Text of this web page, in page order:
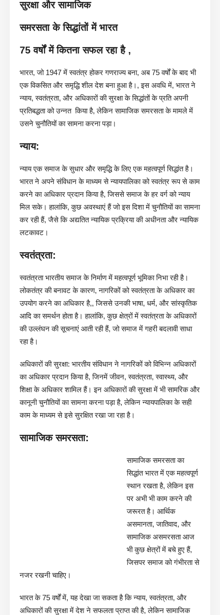
सुरक्षा और सामाजिक
समरसता के सिद्धांतों में भारत
75 वर्षों में कितना सफल रहा है ,
भारत, जो 1947 में स्वतंत्र होकर गणराज्य बना, अब 75 वर्षों के बाद भी
एक विकसित और समृद्धि शील देश बना हुआ है।, इस अवधि में, भारत ने
न्याय, स्वतंत्रता, और अधिकारों की सुरक्षा के सिद्धांतों के प्रति अपनी
प्रतिबद्धता को उन्नत किया है, लेकिन सामाजिक समरसता के मामले में
उसने चुनौतियों का सामना करना पड़ा।
न्याय:
न्याय एक समाज के सुधार और समृद्धि के लिए एक महत्वपूर्ण सिद्धांत है।
भारत ने अपने संविधान के माध्यम से न्यायपालिका को स्वतंत्र रूप से काम
करने का अधिकार प्रदान किया है, जिससे समाज के हर वर्ग को न्याय
मिल सके। हालांकि, कुछ अवस्थाएं हैं जो इस दिशा में चुनौतियों का सामना
कर रही हैं, जैसे कि अद्यतित न्यायिक प्रक्रिया की अधीनता और न्यायिक
लटकावट।
स्वतंत्रता:
स्वतंत्रता भारतीय समाज के निर्माण में महत्वपूर्ण भूमिका निभा रही है।
लोकतंत्र की बनावट के कारण, नागरिकों को स्वतंत्रता के अधिकार का
उपयोग करने का अधिकार है,, जिससे उनकी भाषा, धर्म, और सांस्कृतिक
आदि का समर्थन होता है। हालांकि, कुछ क्षेत्रों में स्वतंत्रता के अधिकारों
की उल्लंघन की सूचनाएं आती रही हैं, जो समाज में गहरी बदलावी साधा
रहा है।
अधिकारों की सुरक्षा: भारतीय संविधान ने नागरिकों को विभिन्न अधिकारों
का अधिकार प्रदान किया है, जिनमें जीवन, स्वतंत्रता, स्वास्थ्य, और
शिक्षा के अधिकार शामिल हैं। इन अधिकारों की सुरक्षा में भी सामरिक और
कानूनी चुनौतियों का सामना करना पड़ा है, लेकिन न्यायपालिका के सही
काम के माध्यम से इसे सुरक्षित रखा जा रहा है।
सामाजिक समरसता:
सामाजिक समरसता का
सिद्धांत भारत में एक महत्वपूर्ण
स्थान रखता है, लेकिन इस
पर अभी भी काम करने की
जरूरत है। आर्थिक
असमानता, जातिवाद, और
सामाजिक असमरसता आज
भी कुछ क्षेत्रों में बचे हुए हैं,
जिसपर समाज को गंभीरता से
नजर रखनी चाहिए।
भारत के 75 वर्षों में, यह देखा जा सकता है कि न्याय, स्वतंत्रता, और
अधिकारों की सुरक्षा में देश ने सफलता प्राप्त की है, लेकिन सामाजिक